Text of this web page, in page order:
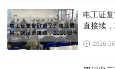
电工证
直接续
2026-